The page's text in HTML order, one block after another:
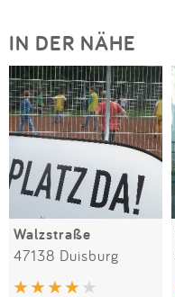
IN DER NÄHE
Walzstraße
47138 Duisburg